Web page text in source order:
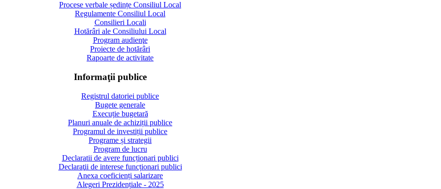
Procese verbale ședințe Consiliul Local
Regulamente Consiliul Local
Consilieri Locali
Hotărâri ale Consiliului Local
Program audienţe
Proiecte de hotărâri
Rapoarte de activitate
Informaţii publice
Registrul datoriei publice
Bugete generale
Execuție bugetară
Planuri anuale de achiziții publice
Programul de investiții publice
Programe și strategii
Program de lucru
Declaratii de avere funcționari publici
Declaraţii de interese funcționari publici
Anexa coeficienți salarizare
Alegeri Prezidențiale - 2025